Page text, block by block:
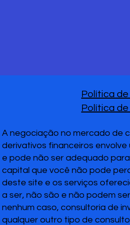
A negociação no mercado de
derivativos financeiros envolve
e pode não ser adequado
capital que você não pode
deste site e os serviços
a ser, não são e não podem
nenhum caso, consultoria de
qualquer outro tipo de
Política
Política